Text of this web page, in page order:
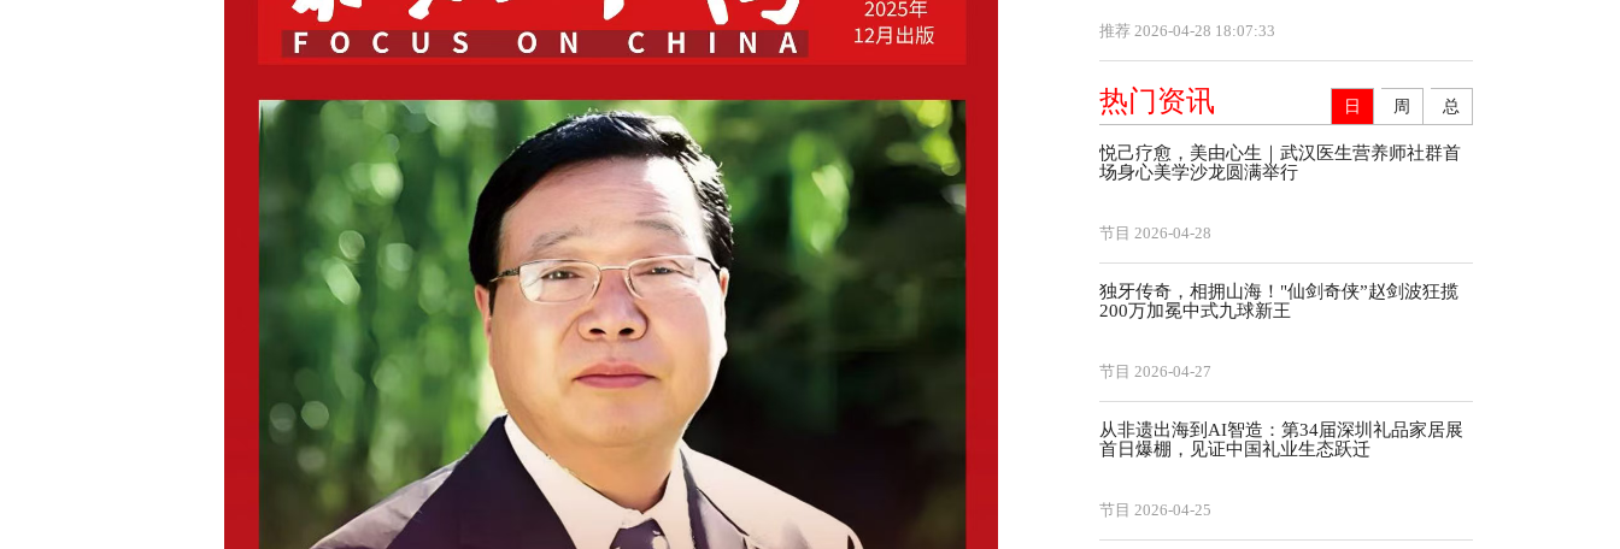
推荐 2026-04-28 18:07:33
热门资讯 日 周 总
悦己疗愈，美由心生｜武汉医生营养师社群首
场身心美学沙龙圆满举行
节目 2026-04-28
独牙传奇，相拥山海！"仙剑奇侠”赵剑波狂揽
200万加冕中式九球新王
节目 2026-04-27
从非遗出海到AI智造：第34届深圳礼品家居展
首日爆棚，见证中国礼业生态跃迁
节目 2026-04-25